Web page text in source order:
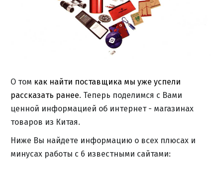
О том как найти поставщика мы уже успели
рассказать ранее. Теперь поделимся с Вами
ценной информацией об интернет - магазинах
товаров из Китая.
Ниже Вы найдете информацию о всех плюсах и
минусах работы с 6 известными сайтами: